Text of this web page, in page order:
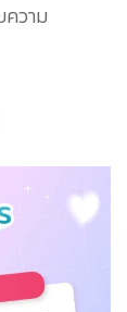
วาม